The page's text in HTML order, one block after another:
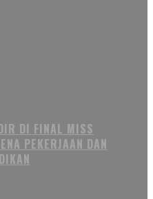
DI FINAL MISS
PEKERJAAN DAN